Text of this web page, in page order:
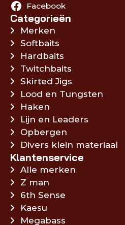
Facebook
Categorieën
Merken
Softbaits
Hardbaits
Twitchbaits
Skirted Jigs
Lood en Tungsten
Haken
Lijn en Leaders
Opbergen
Divers klein materiaal
Klantenservice
Alle merken
Z man
6th Sense
Kaesu
Megabass